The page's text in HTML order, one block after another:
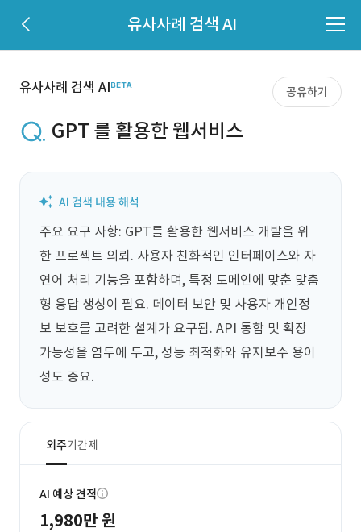
유사사례 검색 AI
유사사례 검색 AI 공유하기
GPT 를 활용한 웹서비스
주요 요구 사항: GPT를 활용한 웹서비스 개발을 위
한 프로젝트 의뢰. 사용자 친화적인 인터페이스와 자
연어 처리 기능을 포함하며, 특정 도메인에 맞춘 맞춤
형 응답 생성이 필요. 데이터 보안 및 사용자 개인정
보 보호를 고려한 설계가 요구됨. API 통합 및 확장
가능성을 염두에 두고, 성능 최적화와 유지보수 용이
성도 중요.
외주기간제
AI 예상 견적
1,980만 원